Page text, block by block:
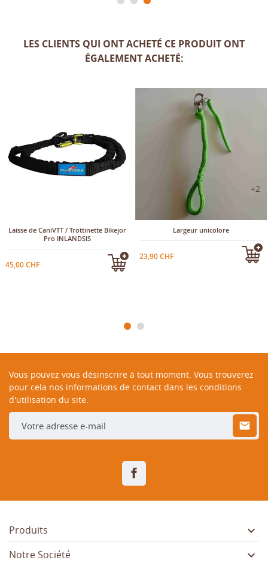
LES CLIENTS QUI ONT ACHETÉ CE PRODUIT ONT
ÉGALEMENT ACHETÉ:
Laisse de CaniVTT / Trottinette Bikejor
Pro INLANDSIS
45,00 CHF
+2
Largeur unicolore
23,90 CHF
Vous pouvez vous désinscrire à tout moment. Vous trouverez
pour cela nos informations de contact dans les conditions
d'utilisation du site.
Facebook
Produits 
Notre Société 